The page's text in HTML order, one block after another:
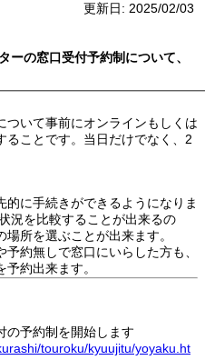
更新日: 2025/02/03
の窓口受付予約制について、
ついて事前にオンラインもしくは
ることです。当日だけでなく、2
に手続きができるようになりま
況を比較することが出来るの
所を選ぶことが出来ます。
約無しで窓口にいらした方も、
約出来ます。
の予約制を開始します
touroku/kyuujitu/yoyaku.ht